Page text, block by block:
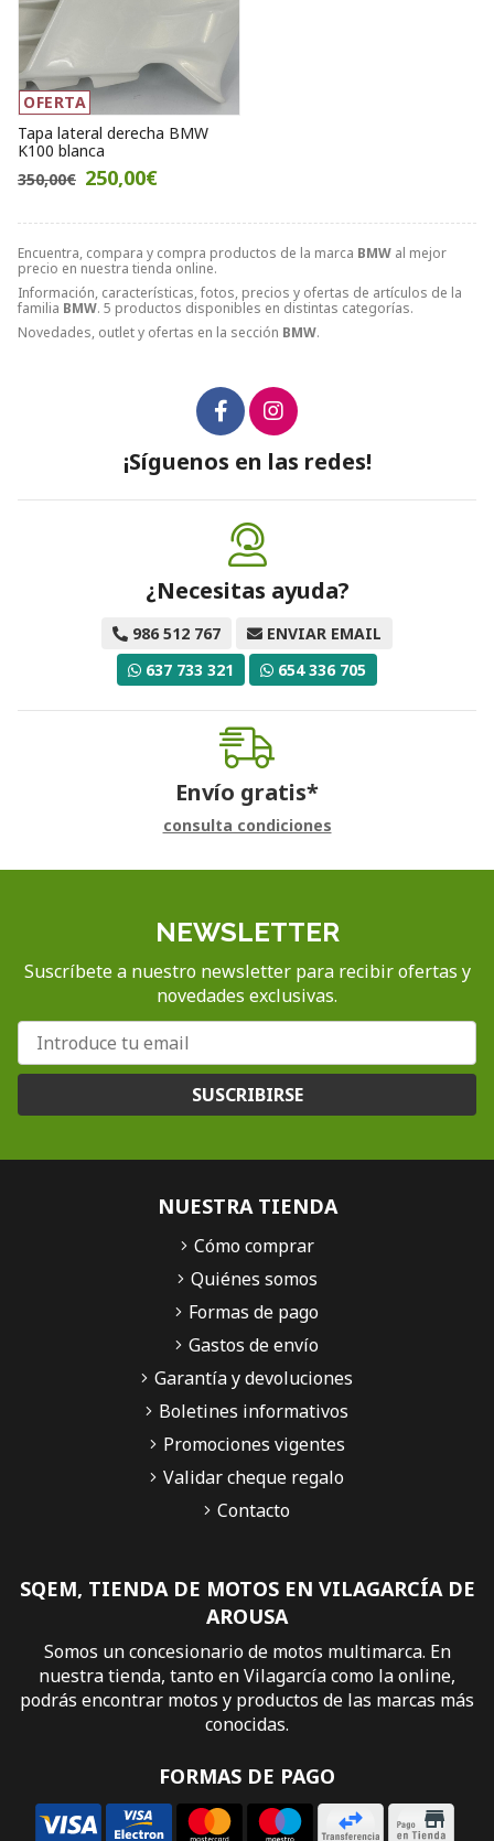
Encuentra, compara y compra productos de la marca BMW al mejor
precio en nuestra tienda online.
Información, características, fotos, precios y ofertas de artículos de la
familia BMW. 5 productos disponibles en distintas categorías.
Novedades, outlet y ofertas en la sección BMW.
OFERTA
Tapa lateral derecha BMW
K100 blanca
350,00€ 250,00€
¡Síguenos en las redes!
¿Necesitas ayuda?
986 512 767
ENVIAR EMAIL
637 733 321
654 336 705
Envío gratis*
consulta condiciones
NEWSLETTER
Suscríbete a nuestro newsletter para recibir ofertas y
novedades exclusivas.
SUSCRIBIRSE
SQEM, TIENDA DE MOTOS EN VILAGARCÍA DE
AROUSA
Somos un concesionario de motos multimarca. En
nuestra tienda, tanto en Vilagarcía como la online,
podrás encontrar motos y productos de las marcas más
conocidas.
FORMAS DE PAGO
NUESTRA TIENDA
Cómo comprar
Quiénes somos
Formas de pago
Gastos de envío
Garantía y devoluciones
Boletines informativos
Promociones vigentes
Validar cheque regalo
Contacto